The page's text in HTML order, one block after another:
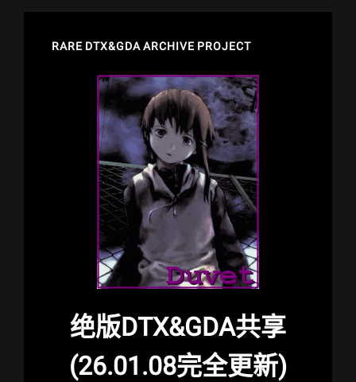
RARE DTX&GDA ARCHIVE PROJECT
绝版DTX&GDA共享
(26.01.08完全更新)